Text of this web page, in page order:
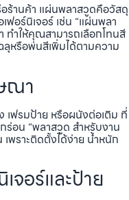
ร้านค้า แผ่นพลาสวูดคือวัสดุ
อร์นิเจอร์ เช่น “แผ่นพลา
ทำให้คุณสามารถเลือกโทนสี
หรือพ่นสีเพิ่มได้ตามความ
ณา
เฟรมป้าย หรือผนังต่อเติม ที่
อน “พลาสวูด สำหรับงาน
พราะติดตั้งได้ง่าย น้ำหนัก
จอร์และป้าย